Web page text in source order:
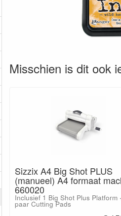
Misschien is dit ook
Sizzix A4 Big Shot PLUS
(manueel) A4 formaat
660020
Inclusief 1 Big Shot Plus Platform
paar Cutting Pads